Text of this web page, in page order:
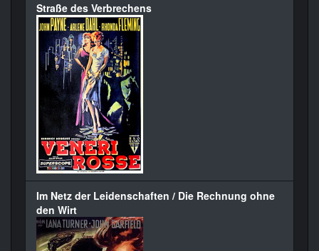
Straße des Verbrechens
Im Netz der Leidenschaften / Die Rechnung ohne
den Wirt